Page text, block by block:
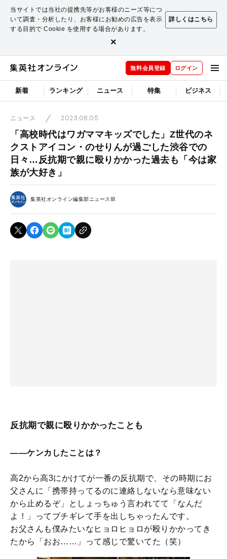
当サイトでは当社の提携先等がお客様のニーズ等につ
いて調査・分析したり、お客様にお勧めの広告を表示
する目的で Cookie を使用する場合があります。
詳しくはこちら
×
無料会員登録 ログイン
新着 ランキング ニュース 特集 ビジネス
ニュース 2023.08.05
「高校時代はワガママキッズでした」Z世代のネ
クストアイコン・のせりんが過ごした渋谷での
日々…反抗期で親に殴りかかった過去も「今は家
族が大好き」
集英社オンライン編集部ニュース班
反抗期で親に殴りかかったことも
――ケンカしたことは？
高2から高3にかけてが一番の反抗期で、その時期にお
父さんに「携帯持ってるのに連絡しないなら意味ない
から止めるぞ」としょっちゅう言われてて「なんだ
よ！」ってブチギレて手を出しちゃったんです。
お父さんも僕みたいなヒョロヒョロが殴りかかってき
たから「おお……」って感じで驚いてた（笑）